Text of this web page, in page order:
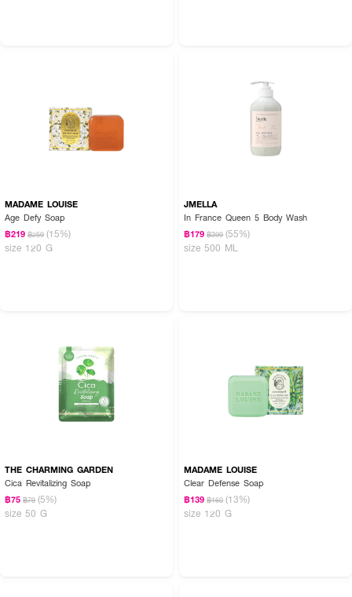
MADAME LOUISE
Age Defy Soap
฿219 ฿259 (15%)
size 120 G
JMELLA
In France Queen 5 Body Wash
฿179 ฿399 (55%)
size 500 ML
THE CHARMING GARDEN
Cica Revitalizing Soap
฿75 ฿79 (5%)
size 50 G
MADAME LOUISE
Clear Defense Soap
฿139 ฿160 (13%)
size 120 G